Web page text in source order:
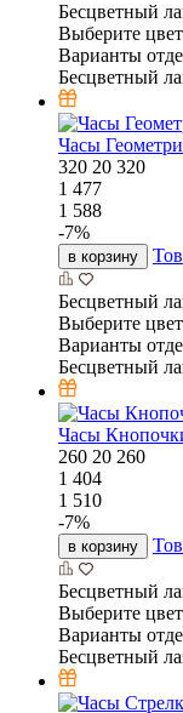
Бесцветный
Выберите
Варианты
Бесцветный
Часы
320 20 320
1 477
1 588
-7%
в корзину
Бесцветный
Выберите
Варианты
Бесцветный
Часы
260 20 260
1 404
1 510
-7%
в корзину
Бесцветный
Выберите
Варианты
Бесцветный